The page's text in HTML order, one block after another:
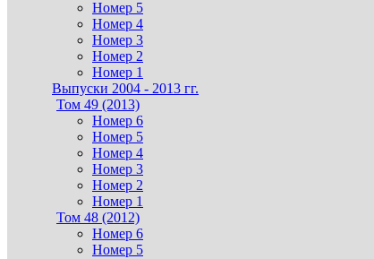
Номер 5
Номер 4
Номер 3
Номер 2
Номер 1
Выпуски 2004 - 2013 гг.
Том 49 (2013)
Номер 6
Номер 5
Номер 4
Номер 3
Номер 2
Номер 1
Том 48 (2012)
Номер 6
Номер 5